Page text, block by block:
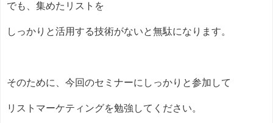
でも、集めたリストを
しっかりと活用する技術がないと無駄になります。
そのために、今回のセミナーにしっかりと参加して
リストマーケティングを勉強してください。